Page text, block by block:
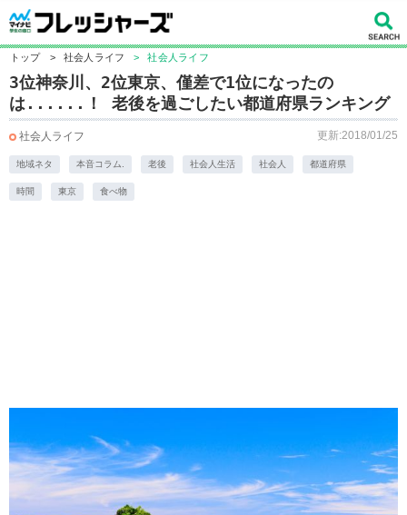
トップ > 社会人ライフ > 社会人ライフ
3位神奈川、2位東京、僅差で1位になったの
は......！ 老後を過ごしたい都道府県ランキング
社会人ライフ 更新:2018/01/25
地域ネタ 本音コラム. 老後 社会人生活 社会人 都道府県
時間 東京 食べ物